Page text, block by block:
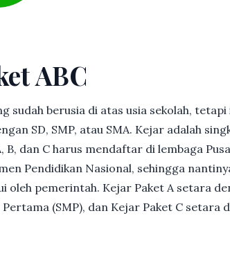
ABC
sudah berusia di atas usia sekolah,
SD, SMP, atau SMA. Kejar adalah
dan C harus mendaftar di lembaga
Pendidikan Nasional, sehingga
pemerintah. Kejar Paket A setara
(SMP), dan Kejar Paket C setara